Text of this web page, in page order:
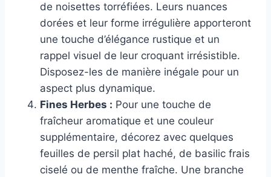
de noisettes torréfiées. Leurs nuances
dorées et leur forme irrégulière apporteront
une touche d’élégance rustique et un
rappel visuel de leur croquant irrésistible.
Disposez-les de manière inégale pour un
aspect plus dynamique.
Fines Herbes : Pour une touche de
fraîcheur aromatique et une couleur
supplémentaire, décorez avec quelques
feuilles de persil plat haché, de basilic frais
ciselé ou de menthe fraîche. Une branche